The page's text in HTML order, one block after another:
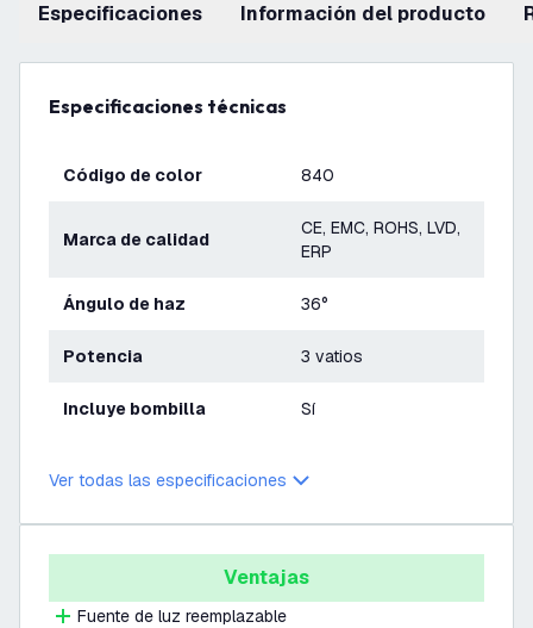
Especificaciones información del producto
Especificaciones técnicas
Código de color 840
Marca de calidad
CE, EMC, ROHS, LVD,
ERP
Ángulo de haz 36°
Potencia 3 vatios
Incluye bombilla Sí
Ver todas las especificaciones
Ventajas
Fuente de luz reemplazable